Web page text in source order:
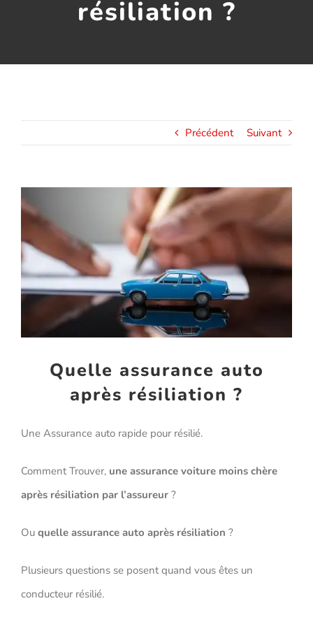
résiliation ?
Précédent Suivant
Voir
l'image
agrandie
Quelle assurance auto
après résiliation ?
Une Assurance auto rapide pour résilié.
Comment Trouver, une assurance voiture moins chère
après résiliation par l’assureur ?
Ou quelle assurance auto après résiliation ?
Plusieurs questions se posent quand vous êtes un
conducteur résilié.